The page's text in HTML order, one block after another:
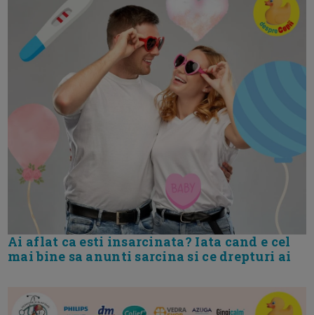
Ai aflat ca esti insarcinata? Iata cand e cel
mai bine sa anunti sarcina si ce drepturi ai